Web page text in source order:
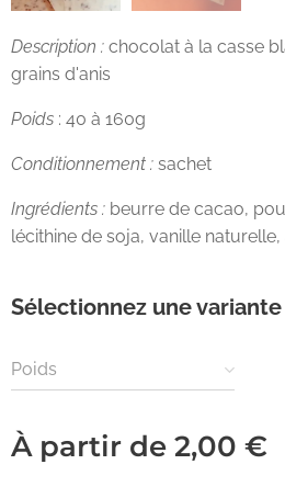
Description : chocolat à la casse
grains d'anis
Poids : 40 à 160g
Conditionnement : sachet
Ingrédients : beurre de cacao,
lécithine de soja, vanille naturelle,
Sélectionnez une variante
Poids
À partir de 2,00 €